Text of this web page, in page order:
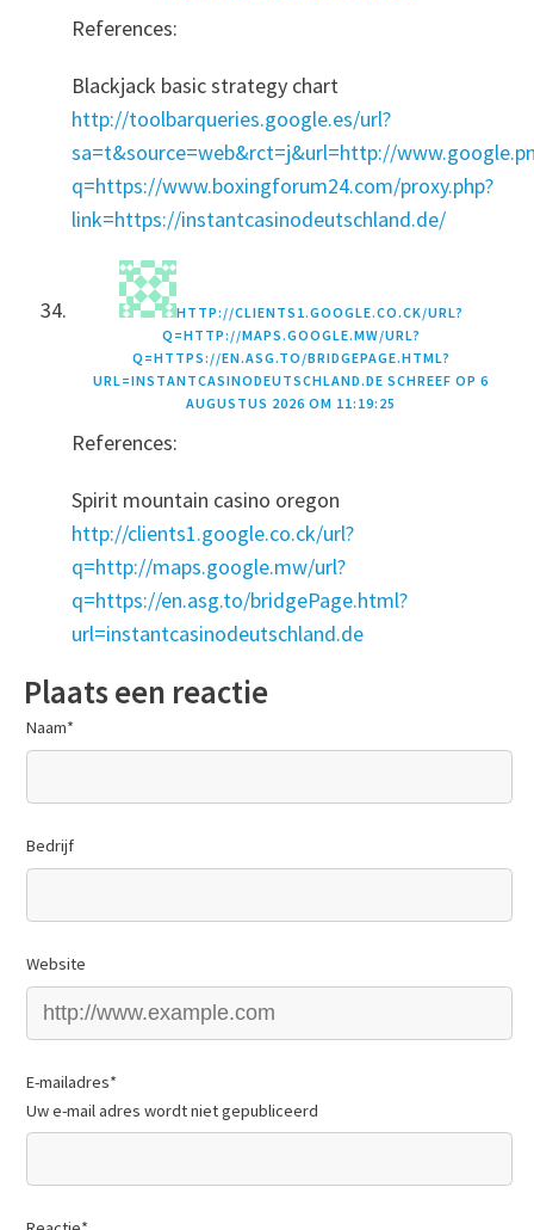
References:
Blackjack basic strategy chart
http://toolbarqueries.google.es/url?
sa=t&source=web&rct=j&url=http://
q=https://www.boxingforum24.com/proxy.php?
link=https://instantcasinodeutschland.de/
HTTP://CLIENTS1.GOOGLE.CO.CK/URL?
Q=HTTP://MAPS.GOOGLE.MW/URL?
Q=HTTPS://EN.ASG.TO/BRIDGEPAGE.HTML?
URL=INSTANTCASINODEUTSCHLAND.DE SCHREEF OP 6
AUGUSTUS 2026 OM 11:19:25
References:
Spirit mountain casino oregon
http://clients1.google.co.ck/url?
q=http://maps.google.mw/url?
q=https://en.asg.to/bridgePage.html?
url=instantcasinodeutschland.de
Plaats een reactie
Naam*
Bedrijf
Website
E-mailadres*
Uw e-mail adres wordt niet gepubliceerd